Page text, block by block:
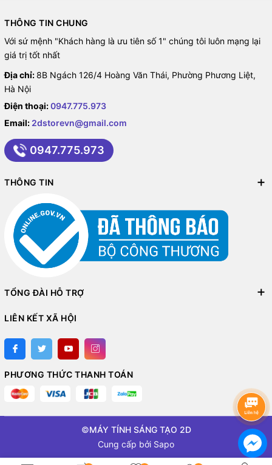
THÔNG TIN CHUNG
Với sứ mệnh "Khách hàng là ưu tiên số 1" chúng tôi luôn mạng lại
giá trị tốt nhất
Địa chỉ: 8B Ngách 126/4 Hoàng Văn Thái, Phường Phương Liệt,
Hà Nội
Điện thoại:0947.775.973
Email: 2dstorevn@gmail.com
0947.775.973
THÔNG TIN
TỔNG ĐÀI HỖ TRỢ
LIÊN KẾT XÃ HỘI
PHƯƠNG THỨC THANH TOÁN
©MÁY TÍNH SÁNG TẠO 2D
Cung cấp bởi Sapo